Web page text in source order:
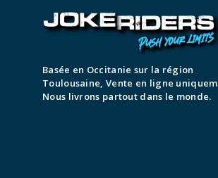
Basée en Occitanie sur la région
Toulousaine, Vente en ligne
Nous livrons partout dans le monde.